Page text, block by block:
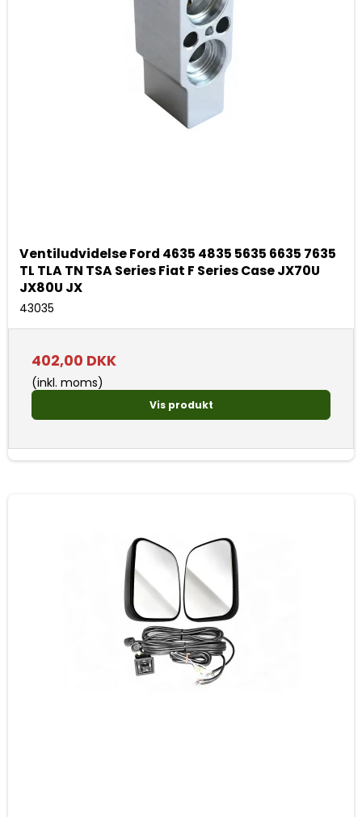
Ventiludvidelse Ford 4635 4835 5635 6635 7635
TL TLA TN TSA Series Fiat F Series Case JX70U
JX80U JX
43035
402,00 DKK
(inkl. moms)
Vis produkt